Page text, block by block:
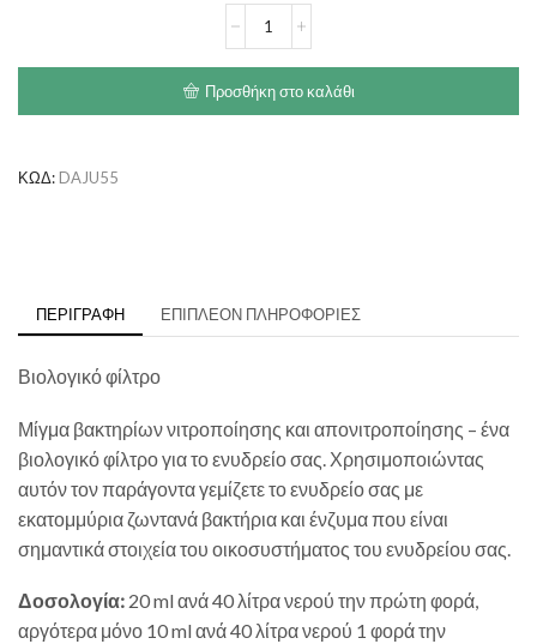
Biofilter
Προσθήκη στο καλάθι
ΚΩΔ: DAJU55
ΠΕΡΙΓΡΑΦΉ ΕΠΙΠΛΈΟΝ ΠΛΗΡΟΦΟΡΊΕΣ
Βιολογικό φίλτρο
Μίγμα βακτηρίων νιτροποίησης και απονιτροποίησης – ένα
βιολογικό φίλτρο για το ενυδρείο σας. Χρησιμοποιώντας
αυτόν τον παράγοντα γεμίζετε το ενυδρείο σας με
εκατομμύρια ζωντανά βακτήρια και ένζυμα που είναι
σημαντικά στοιχεία του οικοσυστήματος του ενυδρείου σας.
Δοσολογία: 20 ml ανά 40 λίτρα νερού την πρώτη φορά,
αργότερα μόνο 10 ml ανά 40 λίτρα νερού 1 φορά την